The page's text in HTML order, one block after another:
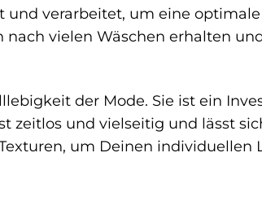
und verarbeitet, um eine
vielen Wäschen erhalten
der Mode. Sie ist ein
zeitlos und vielseitig und lässt
um Deinen individuellen